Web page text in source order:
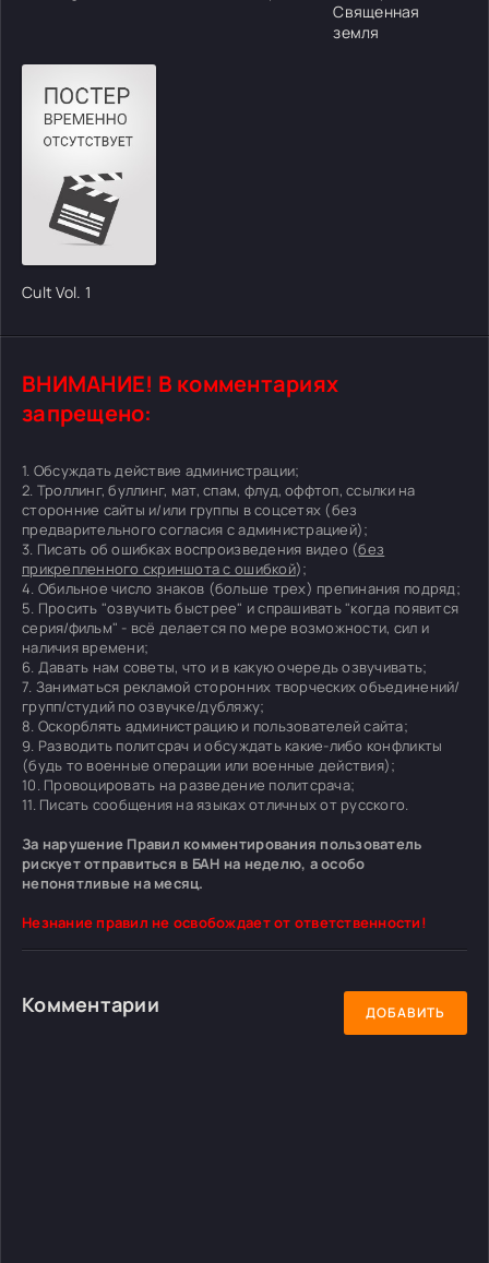
Священная
земля
Cult Vol. 1
ВНИМАНИЕ! В комментариях
запрещено:
1. Обсуждать действие администрации;
2. Троллинг, буллинг, мат, спам, флуд, оффтоп, ссылки на
сторонние сайты и/или группы в соцсетях (без
предварительного согласия с администрацией);
3. Писать об ошибках воспроизведения видео (без
прикрепленного скриншота с ошибкой);
4. Обильное число знаков (больше трех) препинания подряд;
5. Просить "озвучить быстрее" и спрашивать "когда появится
серия/фильм" - всё делается по мере возможности, сил и
наличия времени;
6. Давать нам советы, что и в какую очередь озвучивать;
7. Заниматься рекламой сторонних творческих объединений/
групп/студий по озвучке/дубляжу;
8. Оскорблять администрацию и пользователей сайта;
9. Разводить политсрач и обсуждать какие-либо конфликты
(будь то военные операции или военные действия);
10. Провоцировать на разведение политсрача;
11. Писать сообщения на языках отличных от русского.
За нарушение Правил комментирования пользователь
рискует отправиться в БАН на неделю, а особо
непонятливые на месяц.
Незнание правил не освобождает от ответственности!
Комментарии ДОБАВИТЬ